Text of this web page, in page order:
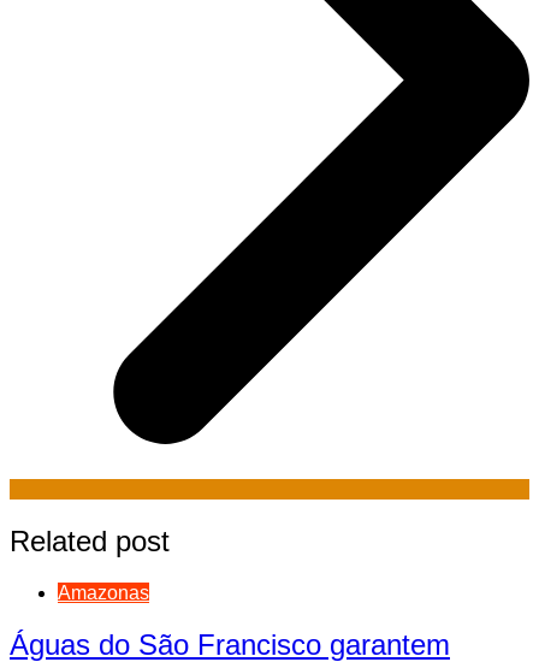
Related post
Amazonas
Águas do São Francisco garantem